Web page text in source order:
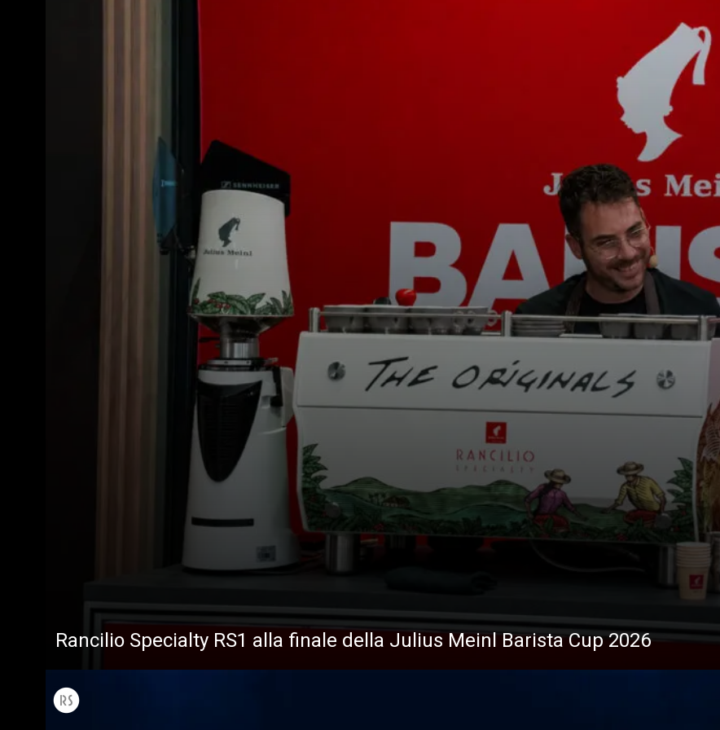
Rancilio Specialty RS1 alla finale della Julius Meinl Barista Cup 2026